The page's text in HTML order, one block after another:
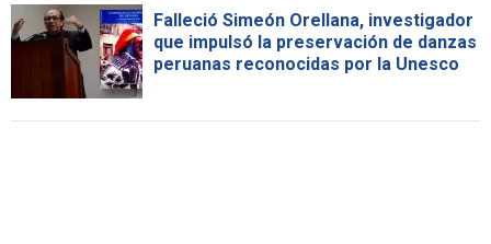
Falleció Simeón Orellana, investigador
que impulsó la preservación de danzas
peruanas reconocidas por la Unesco